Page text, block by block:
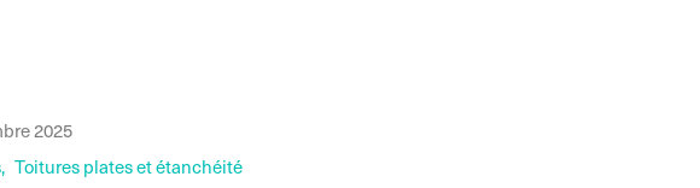
2025
Toitures plates et étanchéité